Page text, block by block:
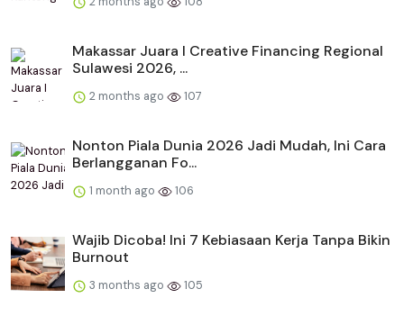
Makassar Juara I Creative Financing Regional
Sulawesi 2026, ...
2 months ago 107
Nonton Piala Dunia 2026 Jadi Mudah, Ini Cara
Berlangganan Fo...
1 month ago 106
Wajib Dicoba! Ini 7 Kebiasaan Kerja Tanpa Bikin
Burnout
3 months ago 105